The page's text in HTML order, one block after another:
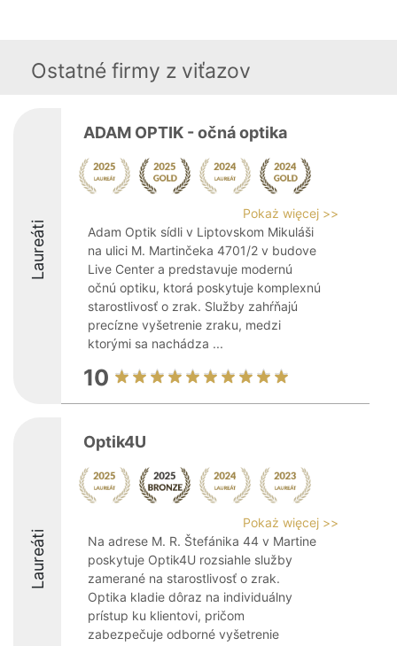
Ostatné firmy z viťazov
Laureáti
ADAM OPTIK - očná optika
Pokaż więcej >>
Adam Optik sídli v Liptovskom Mikuláši
na ulici M. Martinčeka 4701/2 v budove
Live Center a predstavuje modernú
očnú optiku, ktorá poskytuje komplexnú
starostlivosť o zrak. Služby zahŕňajú
precízne vyšetrenie zraku, medzi
ktorými sa nachádza ...
10
Laureáti
Optik4U
Pokaż więcej >>
Na adrese M. R. Štefánika 44 v Martine
poskytuje Optik4U rozsiahle služby
zamerané na starostlivosť o zrak.
Optika kladie dôraz na individuálny
prístup ku klientovi, pričom
zabezpečuje odborné vyšetrenie